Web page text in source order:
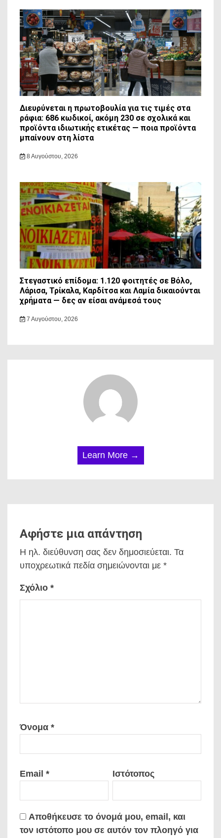
Διευρύνεται η πρωτοβουλία για τις τιμές στα
ράφια: 686 κωδικοί, ακόμη 230 σε σχολικά και
προϊόντα ιδιωτικής ετικέτας — ποια προϊόντα
μπαίνουν στη λίστα
8 Αυγούστου, 2026
Στεγαστικό επίδομα: 1.120 φοιτητές σε Βόλο,
Λάρισα, Τρίκαλα, Καρδίτσα και Λαμία δικαιούνται
χρήματα — δες αν είσαι ανάμεσά τους
7 Αυγούστου, 2026
Learn More →
Αφήστε μια απάντηση
Η ηλ. διεύθυνση σας δεν δημοσιεύεται. Τα
υποχρεωτικά πεδία σημειώνονται με *
Σχόλιο *
Όνομα *
Email * Ιστότοπος
Αποθήκευσε το όνομά μου, email, και
τον ιστότοπο μου σε αυτόν τον πλοηγό για